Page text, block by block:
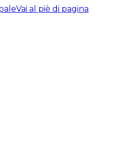
Vai al piè di pagina